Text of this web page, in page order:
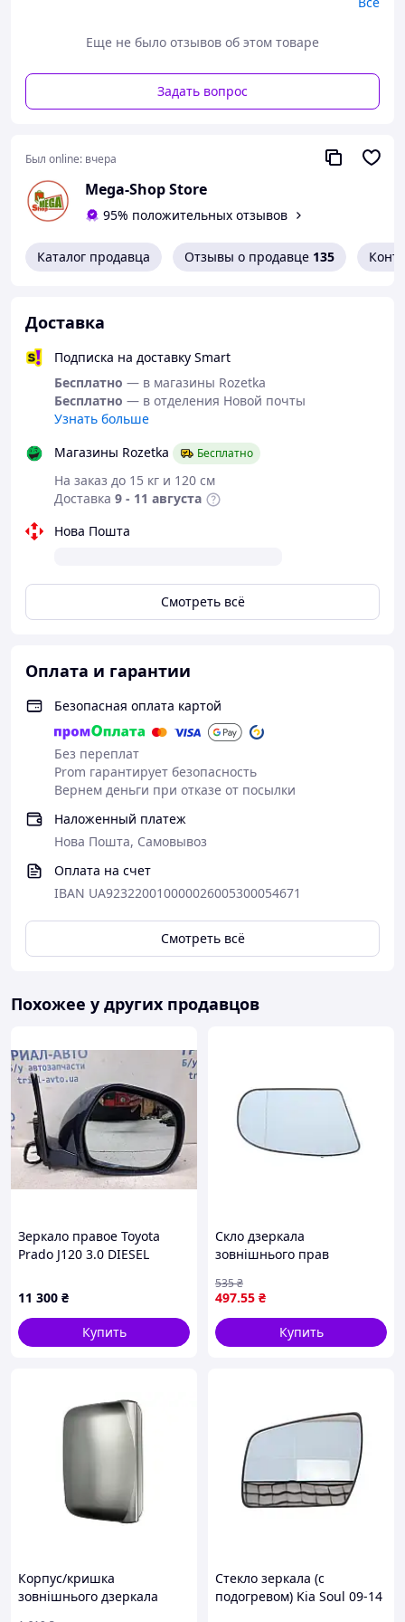
Еще не было отзывов об этом товаре
Задать вопрос
Был online: вчера
Mega-Shop Store
95% положительных отзывов
Каталог продавца Отзывы о продавце 135
Доставка
Подписка на доставку Smart
Бесплатно — в магазины Rozetka
Бесплатно — в отделения Новой почты
Узнать больше
Магазины Rozetka
Бесплатно
На заказ до 15 кг и 120 см
Доставка 9 - 11 августа
Нова Пошта
Смотреть всё
Оплата и гарантии
Безопасная оплата картой
Без переплат
Prom гарантирует безопасность
Вернем деньги при отказе от посылки
Наложенный платеж
Нова Пошта, Самовывоз
Оплата на счет
IBAN UA923220010000026005300054671
Смотреть всё
Похожее у других продавцов
Зеркало правое Toyota
Prado J120 3.0 DIESEL
11 300 ₴
Купить
Скло дзеркала
зовнішнього прав
MERCEDES C-KLASA
SPORTCOUPE CL203, C-
KLASA W203, E-KLASA W211
05.00-05.08 BLIC
497.55 ₴
535₴
Купить
Корпус/кришка
зовнішнього дзеркала
Стекло зеркала (с
подогревом) Kia Soul 09-14